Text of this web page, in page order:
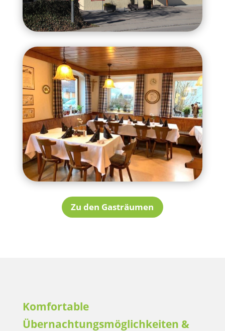
Zu den Gasträumen
Komfortable
Übernachtungsmöglichkeiten &